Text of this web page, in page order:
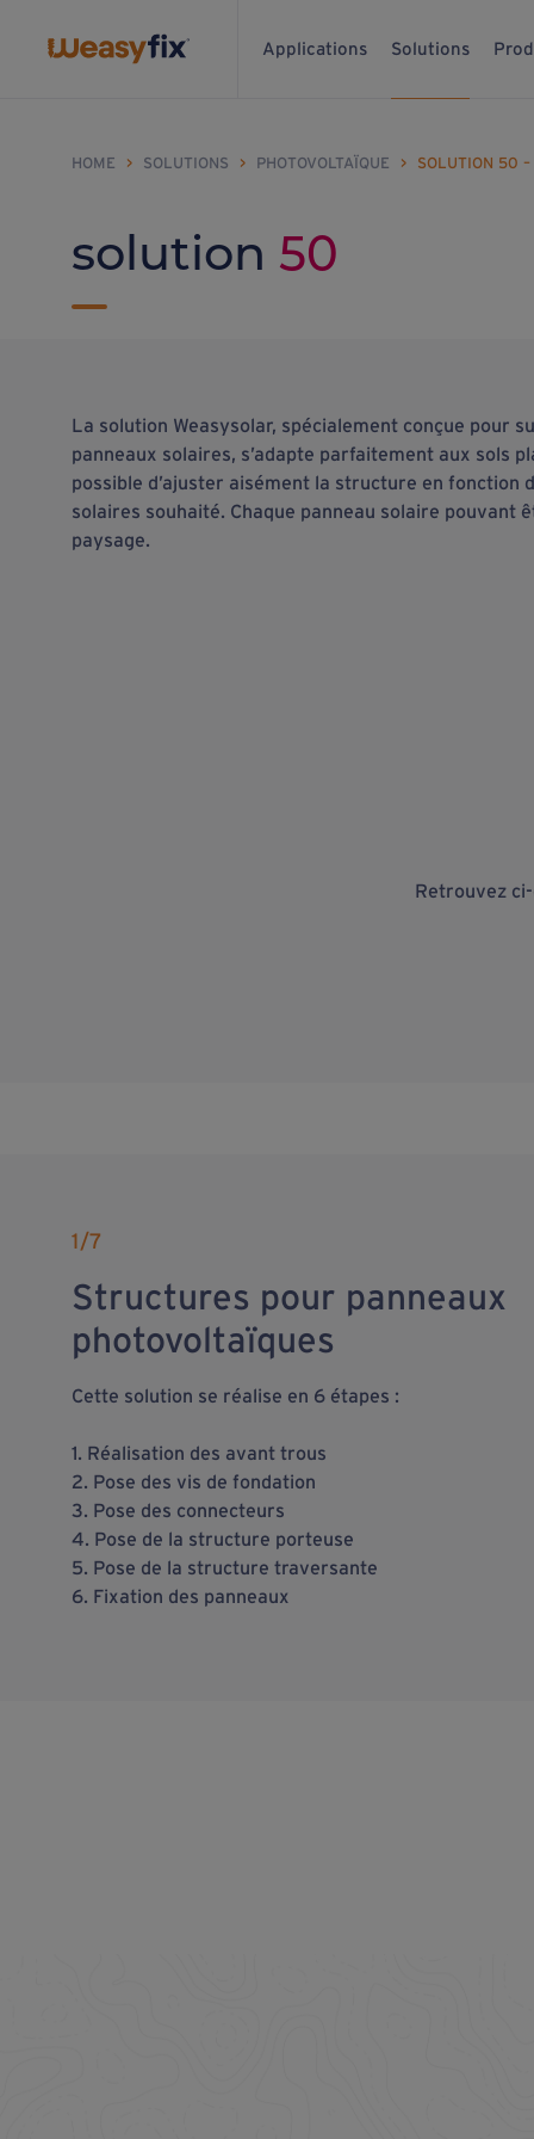
Applications Solutions
HOME > SOLUTIONS > PHOTOVOLTAÏQUE > SOLUTION 50 –
solution 50
La solution Weasysolar, spécialement conçue pour
panneaux solaires, s’adapte parfaitement aux sols
possible d’ajuster aisément la structure en fonction
solaires souhaité. Chaque panneau solaire pouvant
paysage.
Retrouvez
1/7
Structures pour panneaux
photovoltaïques
Cette solution se réalise en 6 étapes :
1. Réalisation des avant trous
2. Pose des vis de fondation
3. Pose des connecteurs
4. Pose de la structure porteuse
5. Pose de la structure traversante
6. Fixation des panneaux